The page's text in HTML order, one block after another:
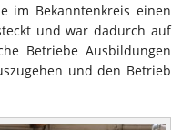
im Bekanntenkreis einen
und war dadurch auf
Betriebe Ausbildungen
und den Betrieb